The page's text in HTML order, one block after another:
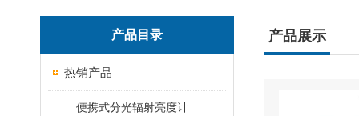
产品目录
热销产品
便携式分光辐射亮度计
产品展示